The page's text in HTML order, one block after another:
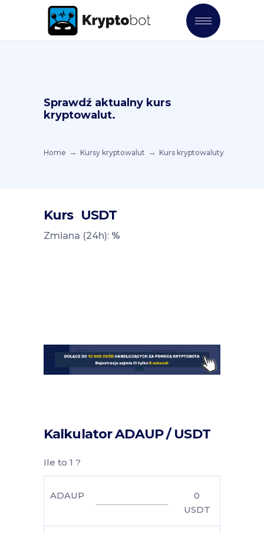
Sprawdź aktualny kurs
kryptowalut.
Home Kursy kryptowalut Kurs kryptowaluty
Kurs USDT
Zmiana (24h): %
Kalkulator ADAUP / USDT
Ile to 1 ?
ADAUP
0
USDT